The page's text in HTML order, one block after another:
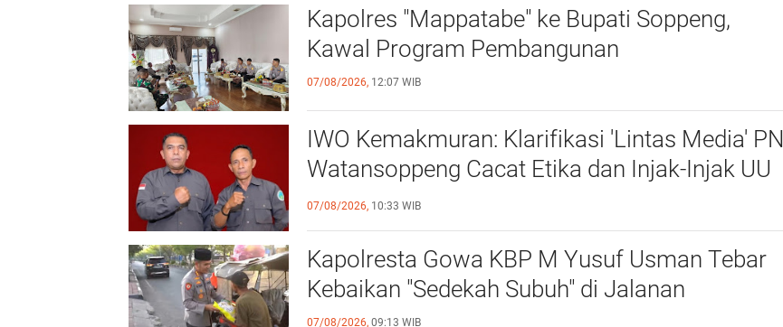
Kapolres "Mappatabe" ke Bupati Soppeng,
Kawal Program Pembangunan ‎ ‎
07/08/2026, 12:07 WIB
IWO Kemakmuran: Klarifikasi 'Lintas Media' PN
Watansoppeng Cacat Etika dan Injak-Injak UU
Pers
07/08/2026, 10:33 WIB
Kapolresta Gowa KBP M Yusuf Usman Tebar
Kebaikan "Sedekah Subuh" di Jalanan ‎
07/08/2026, 09:13 WIB